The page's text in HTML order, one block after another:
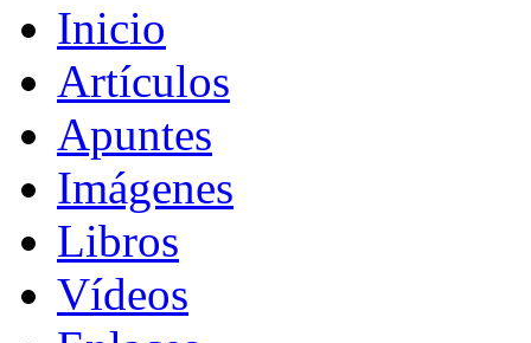
Inicio
Artículos
Apuntes
Imágenes
Libros
Vídeos